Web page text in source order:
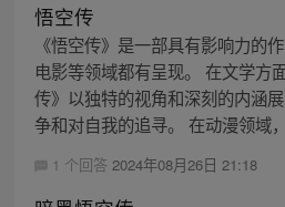
悟空传
《悟空传》是一部具有影响力的
电影等领域都有呈现。 在文学方
传》以独特的视角和深刻的内涵
争和对自我的追寻。 在动漫领域
1 个回答 2024年08月26日 21:18